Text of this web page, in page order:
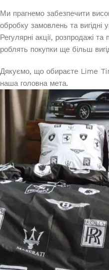
Ми прагнемо забезпечити
обробку замовлень та вигідні
Регулярні акції, розпродажі
роблять покупки ще більш
Дякуємо, що обираєте Lime
наша головна мета.